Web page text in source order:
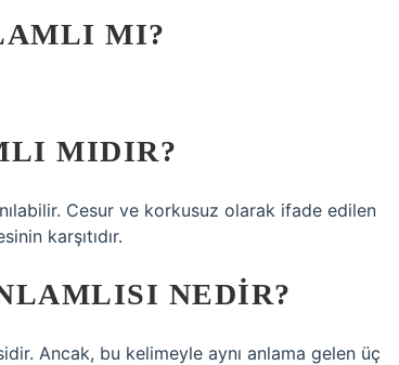
MI?
MIDIR?
Cesur ve korkusuz olarak ifade edilen
karşıtıdır.
NEDIR?
Ancak, bu kelimeyle aynı anlama gelen üç